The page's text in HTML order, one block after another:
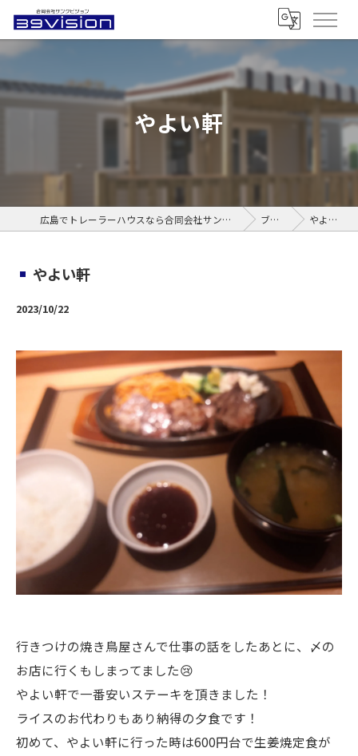
やよい軒
広島でトレーラーハウスなら合同会社サンクビジョン ブログ やよい軒
やよい軒
2023/10/22
行きつけの焼き鳥屋さんで仕事の話をしたあとに、〆の
お店に行くもしまってました😢
やよい軒で一番安いステーキを頂きました！
ライスのお代わりもあり納得の夕食です！
初めて、やよい軒に行った時は600円台で生姜焼定食が